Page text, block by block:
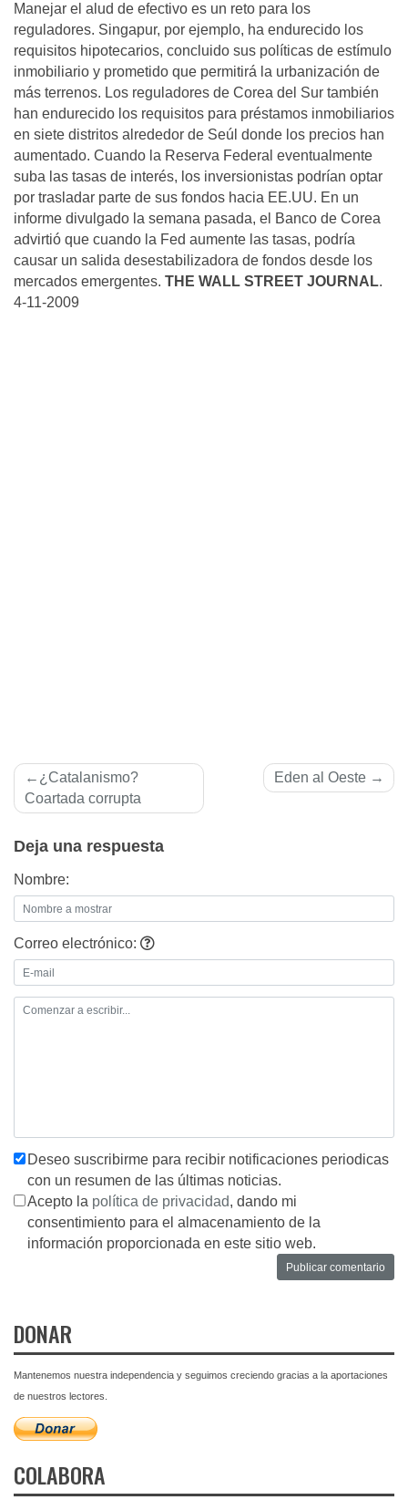
Manejar el alud de efectivo es un reto para los
reguladores. Singapur, por ejemplo, ha endurecido los
requisitos hipotecarios, concluido sus políticas de estímulo
inmobiliario y prometido que permitirá la urbanización de
más terrenos. Los reguladores de Corea del Sur también
han endurecido los requisitos para préstamos inmobiliarios
en siete distritos alrededor de Seúl donde los precios han
aumentado. Cuando la Reserva Federal eventualmente
suba las tasas de interés, los inversionistas podrían optar
por trasladar parte de sus fondos hacia EE.UU. En un
informe divulgado la semana pasada, el Banco de Corea
advirtió que cuando la Fed aumente las tasas, podría
causar un salida desestabilizadora de fondos desde los
mercados emergentes. THE WALL STREET JOURNAL.
4-11-2009
Navegación
de
¿Catalanismo?
Coartada corrupta
Eden al Oeste
Deja una respuesta
Nombre:
Correo electrónico:
Deseo suscribirme para recibir notificaciones periodicas
con un resumen de las últimas noticias.
Acepto la política de privacidad, dando mi
consentimiento para el almacenamiento de la
información proporcionada en este sitio web.
DONAR
Mantenemos nuestra independencia y seguimos creciendo gracias a la aportaciones
de nuestros lectores.
COLABORA